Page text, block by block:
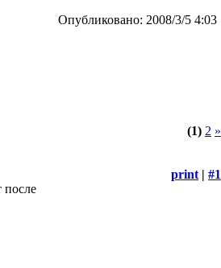
Опубликовано: 2008/3/5 4:03
(1) 2 »
print | #1
после